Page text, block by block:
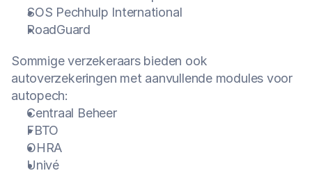
SOS Pechhulp International
RoadGuard
Sommige verzekeraars bieden ook
autoverzekeringen met aanvullende modules voor
autopech:
Centraal Beheer
FBTO
OHRA
Univé